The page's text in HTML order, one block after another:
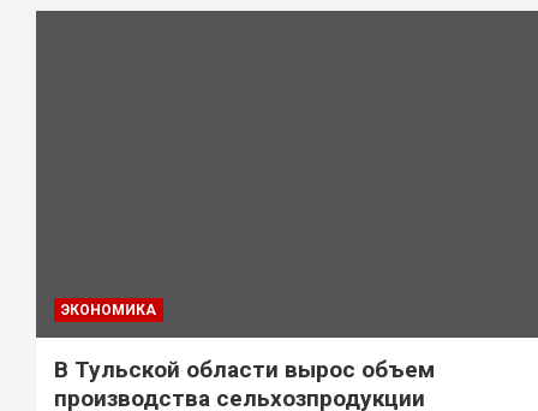
ЭКОНОМИКА
В Тульской области вырос объем
производства сельхозпродукции